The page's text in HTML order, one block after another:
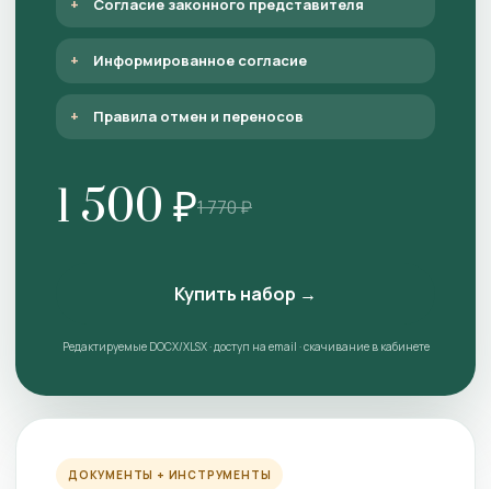
Согласие законного представителя
Информированное согласие
Правила отмен и переносов
1 500 ₽1 770 ₽
Купить набор →
Редактируемые DOCX/XLSX · доступ на email · скачивание в кабинете
ДОКУМЕНТЫ + ИНСТРУМЕНТЫ